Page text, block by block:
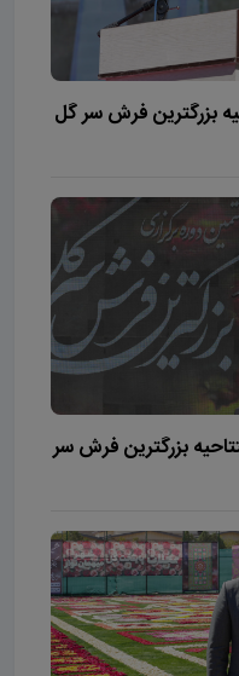
بزرگترین فرش سر گل
بزرگترین فرش سر